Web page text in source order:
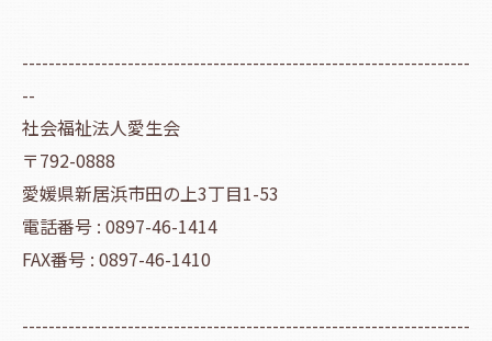
--------------------------------------------------------------------
--
社会福祉法人愛生会
〒792-0888
愛媛県新居浜市田の上3丁目1-53
電話番号 : 0897-46-1414
FAX番号 : 0897-46-1410
--------------------------------------------------------------------